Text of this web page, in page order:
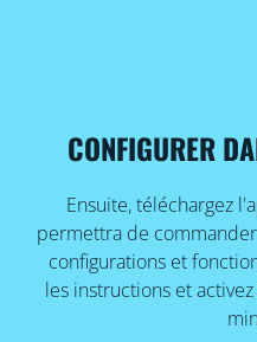
CONFIGURER
Ensuite, téléchargez
permettra de
configurations et
les instructions et